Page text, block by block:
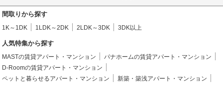
間取りから探す
1K～1DK 1LDK～2DK 2LDK～3DK 3DK以上
人気特集から探す
MASTの賃貸アパート・マンション
パナホームの賃貸アパート・マンション
D-Roomの賃貸アパート・マンション
ペットと暮らせるアパート・マンション
新築・築浅アパート・マンション